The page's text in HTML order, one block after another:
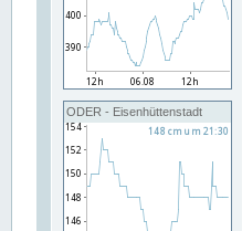
ODER - Eisenhüttenstadt